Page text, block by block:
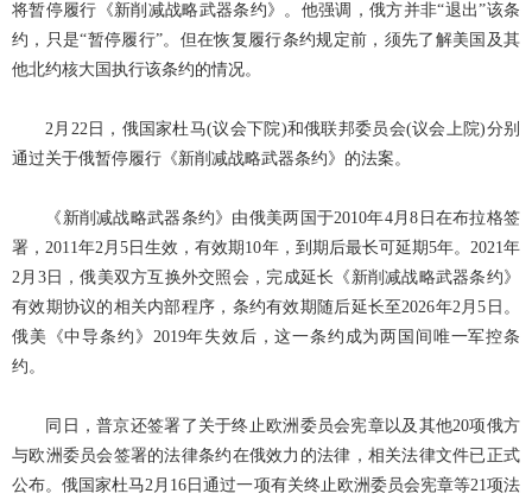
将暂停履行《新削减战略武器条约》。他强调，俄方并非“退出”该条
约，只是“暂停履行”。但在恢复履行条约规定前，须先了解美国及其
他北约核大国执行该条约的情况。
2月22日，俄国家杜马(议会下院)和俄联邦委员会(议会上院)分别
通过关于俄暂停履行《新削减战略武器条约》的法案。
《新削减战略武器条约》由俄美两国于2010年4月8日在布拉格签
署，2011年2月5日生效，有效期10年，到期后最长可延期5年。2021年
2月3日，俄美双方互换外交照会，完成延长《新削减战略武器条约》
有效期协议的相关内部程序，条约有效期随后延长至2026年2月5日。
俄美《中导条约》2019年失效后，这一条约成为两国间唯一军控条
约。
同日，普京还签署了关于终止欧洲委员会宪章以及其他20项俄方
与欧洲委员会签署的法律条约在俄效力的法律，相关法律文件已正式
公布。俄国家杜马2月16日通过一项有关终止欧洲委员会宪章等21项法